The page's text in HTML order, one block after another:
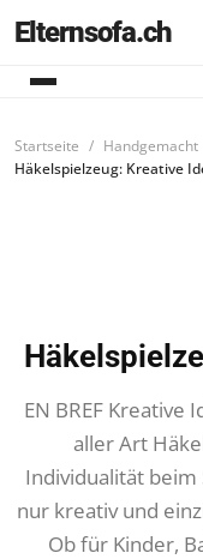
Elternsofa.ch
Startseite
Handgemacht
Häkelspielzeug: Kreative
EN BREF Kreative
aller Art
Individualität
nur kreativ und
Ob für Kinder,